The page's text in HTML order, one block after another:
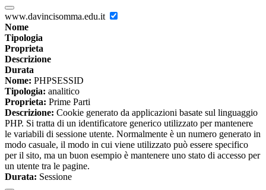
www.davincisomma.edu.it
Nome
Tipologia
Proprieta
Descrizione
Durata
Nome: PHPSESSID
Tipologia: analitico
Proprieta: Prime Parti
Descrizione: Cookie generato da applicazioni basate sul linguaggio
PHP. Si tratta di un identificatore generico utilizzato per mantenere
le variabili di sessione utente. Normalmente è un numero generato in
modo casuale, il modo in cui viene utilizzato può essere specifico
per il sito, ma un buon esempio è mantenere uno stato di accesso per
un utente tra le pagine.
Durata: Sessione